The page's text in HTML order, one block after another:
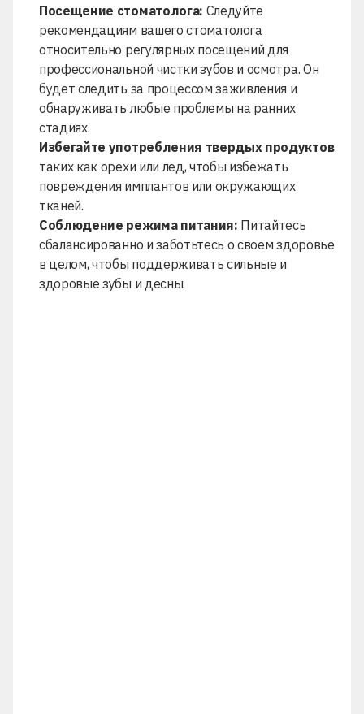
Посещение стоматолога: Следуйте
рекомендациям вашего стоматолога
относительно регулярных посещений для
профессиональной чистки зубов и осмотра. Он
будет следить за процессом заживления и
обнаруживать любые проблемы на ранних
стадиях.
Избегайте употребления твердых продуктов
таких как орехи или лед, чтобы избежать
повреждения имплантов или окружающих
тканей.
Соблюдение режима питания: Питайтесь
сбалансированно и заботьтесь о своем здоровье
в целом, чтобы поддерживать сильные и
здоровые зубы и десны.